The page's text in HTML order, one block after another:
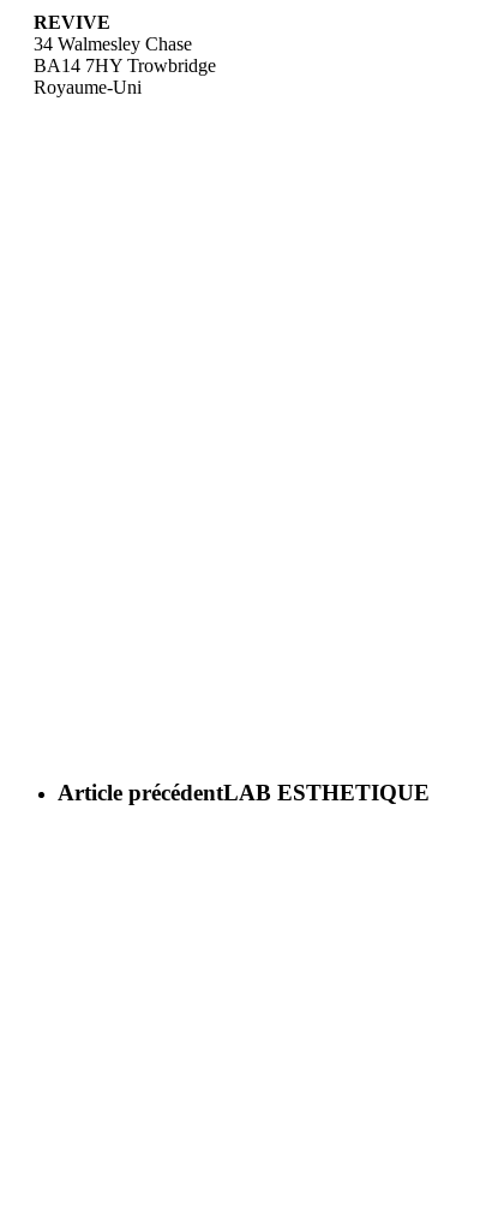
REVIVE
34 Walmesley Chase
BA14 7HY Trowbridge
Royaume-Uni
Article précédentLAB ESTHETIQUE